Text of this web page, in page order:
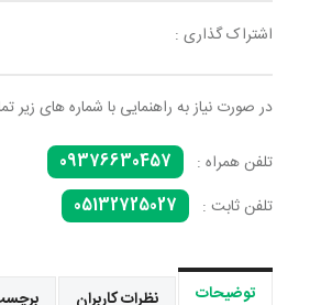
اشتراک گذاری :
در صورت نیاز به راهنمایی با شماره های زیر
تلفن همراه :
09376630457
تلفن ثابت :
05132725027
توضیحات